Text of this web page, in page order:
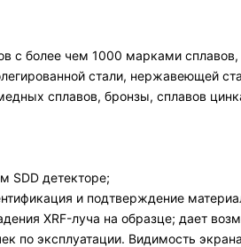
с более чем 1000 марками
стали, нержавеющей
сплавов, бронзы, сплавов
SDD детекторе;
и подтверждение
XRF-луча на образце; дает
по эксплуатации. Видимость